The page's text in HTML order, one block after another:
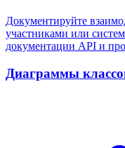
Документируйте
участниками или
документации API и
Диаграммы